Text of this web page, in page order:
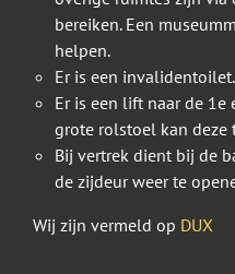
bereiken. Een
helpen.
Er is een invalidentoilet.
Er is een lift naar de 1e
grote rolstoel kan deze
Bij vertrek dient bij de
de zijdeur weer te
Wij zijn vermeld op DUX